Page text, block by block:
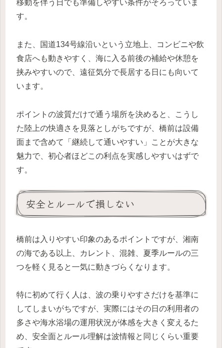
移動を伴う日でも準備しやすい条件がそろっていま
す。
また、国道134号線沿いという立地上、コンビニや飲
食店へも動きやすく、海に入る前後の補給や休憩を
挟みやすいので、遠征気分で長居する日にも向いて
います。
ポイントの波質だけで通う場所を決めると、こうし
た陸上の快適さを見落としがちですが、橋前は設備
面まで含めて「継続して通いやすい」ことが大きな
魅力で、初心者ほどこの利点を実感しやすいはずで
す。
安全とルールで損しない
橋前は入りやすい印象のあるポイントですが、湘南
の海である以上、カレント、混雑、夏季ルールの三
つを軽く見ると一気に動きづらくなります。
特に初めて行く人は、波の乗りやすさだけを基準に
してしまいがちですが、実際にはその日の利用者の
多さや海水浴場の運用状況が体感を大きく変えるた
め、安全面とルール理解は波情報と同じくらい重要